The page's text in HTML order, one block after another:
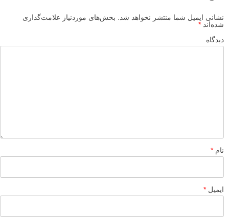
نشانی ایمیل شما منتشر نخواهد شد.
بخش‌های موردنیاز علامت‌گذاری
شده‌اند *
دیدگاه
نام *
ایمیل *